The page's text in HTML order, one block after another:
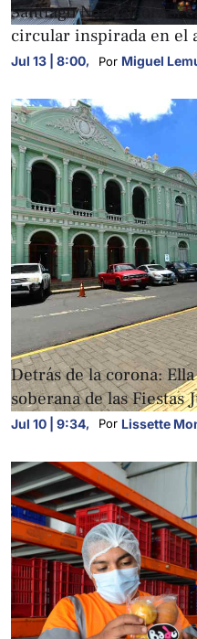
Santiago Nonualco: Así
circular inspirada en el
Jul 13 | 8:00, Por Miguel
FOTOGALERÍAS
Detrás de la corona:
soberana de las Fiestas
Jul 10 | 9:34, Por Lissette